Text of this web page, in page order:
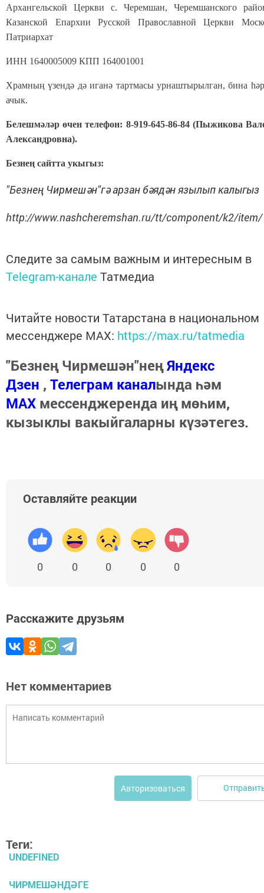
Архангельской Церкви с. Черемшан, Черемшанского
Казанской Епархии Русской Православной Церкви
Патриархат
ИНН 1640005009 КПП 164001001
Храмның үзендә дә иганә тартмасы урнаштырылган, бина
ачык.
Белешмәләр өчен телефон: 8-919-645-86-84 (Пыжикова
Александровна).
Безнең сайтта укыгыз:
"Безнең Чирмешән"гә арзан бәядән язылып калыгыз
http://www.nashcheremshan.ru/tt/component/k2/
Следите за самым важным и интересным в
Telegram-канале Татмедиа
Читайте новости Татарстана в национальном
мессенджере MАХ: https://max.ru/tatmedia
"Безнең Чирмешән"неңЯндекс
Дзен , Телеграм каналында һәм
МАХ мессенджеренда иң мөһим,
кызыклы вакыйгаларны күзәтегез.
Оставляйте реакции
0 0 0 0 0
Расскажите друзьям
Нет комментариев
Авторизоваться
Теги:
UNDEFINED
ЧИРМЕШӘНДӘГЕ